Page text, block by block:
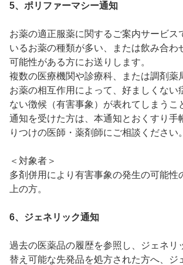
5、ポリファーマシー通知
お薬の適正服薬に関するご案内サービス
いるお薬の種類が多い、または飲み合わ
可能性がある方にお送りします。
複数の医療機関や診療科、または調剤薬
お薬の相互作用によって、好ましくない
ない徴候（有害事象）が表れてしまうこ
通知を受けた方は、本通知とおくすり手
りつけの医師・薬剤師にご相談ください。
＜対象者＞
多剤併用により有害事象の発生の可能性
上の方。
6、ジェネリック通知
過去の医薬品の履歴を参照し、ジェネリ
替え可能な先発品を処方された方へ、ジ